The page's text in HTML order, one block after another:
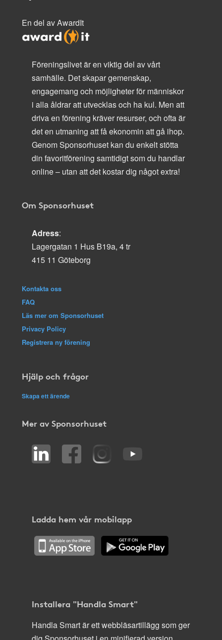
En del av AwardIt
Föreningslivet är en viktig del av vårt
samhälle. Det skapar gemenskap,
engagemang och möjligheter för människor
i alla åldrar att utvecklas och ha kul. Men att
driva en förening kräver resurser, och ofta är
det en utmaning att få ekonomin att gå ihop.
Genom Sponsorhuset kan du enkelt stötta
din favoritförening samtidigt som du handlar
online – utan att det kostar dig något extra!
Om Sponsorhuset
Adress:
Lagergatan 1 Hus B19a, 4 tr
415 11 Göteborg
Kontakta oss
FAQ
Läs mer om Sponsorhuset
Privacy Policy
Registrera ny förening
Hjälp och frågor
Skapa ett ärende
Mer av Sponsorhuset
Ladda hem vår mobilapp
Installera "Handla Smart"
Handla Smart är ett webbläsartillägg som ger